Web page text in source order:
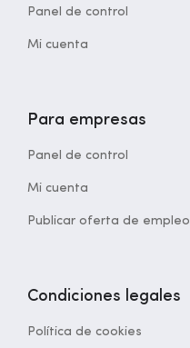
Panel de control
Mi cuenta
Para empresas
Panel de control
Mi cuenta
Publicar oferta de empleo
Condiciones legales
Política de cookies